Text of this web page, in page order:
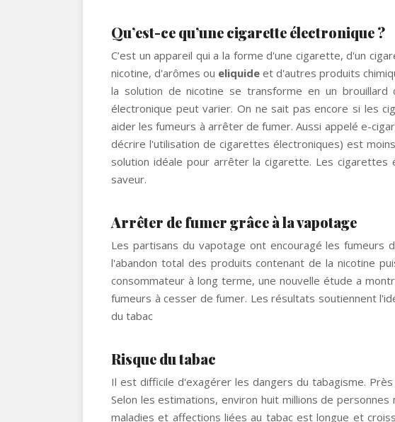
Qu’est-ce qu’une cigarette électronique ?
C’est un appareil qui a la forme d'une cigarette, d'un
nicotine, d'arômes ou eliquide et d'autres produits
la solution de nicotine se transforme en un
électronique peut varier. On ne sait pas encore si les
aider les fumeurs à arrêter de fumer. Aussi appelé e-
décrire l'utilisation de cigarettes électroniques) est
solution idéale pour arrêter la cigarette. Les
saveur.
Arrêter de fumer grâce à la vapotage
Les partisans du vapotage ont encouragé les fumeurs
l'abandon total des produits contenant de la nicotine
consommateur à long terme, une nouvelle étude a
fumeurs à cesser de fumer. Les résultats soutiennent
du tabac
Risque du tabac
Il est difficile d'exagérer les dangers du tabagisme.
Selon les estimations, environ huit millions de
maladies et affections liées au tabac est longue et